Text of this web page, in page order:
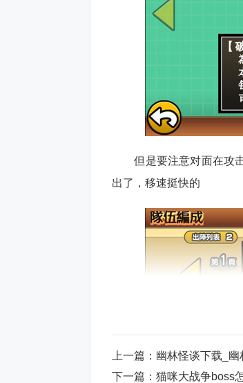
但是要注意对面在攻击
出了，移速挺快的
上一篇： 幽林怪谈下载_
下一篇： 猫咪大战争boss